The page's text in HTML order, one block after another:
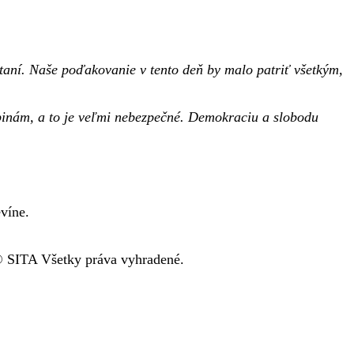
Naše poďakovanie v tento deň by malo patriť všetkým,
a to je veľmi nebezpečné. Demokraciu a slobodu
SITA Všetky práva vyhradené.